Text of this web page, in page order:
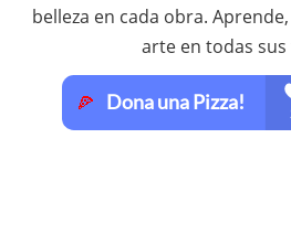
belleza en cada obra.
arte en todas